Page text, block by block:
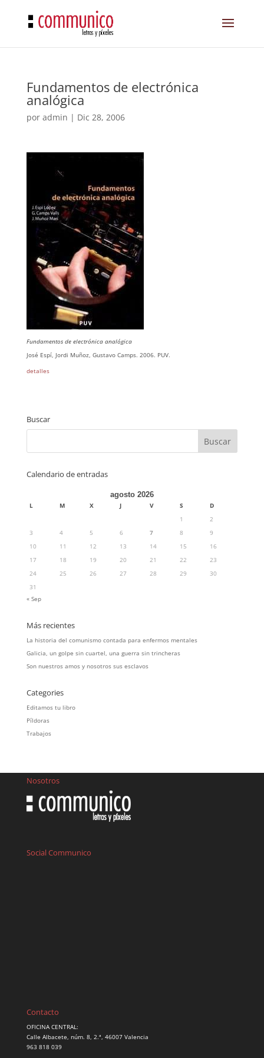
Fundamentos de electrónica
analógica
por admin | Dic 28, 2006
Fundamentos de electrónica analógica
José Espí, Jordi Muñoz, Gustavo Camps. 2006. PUV.
detalles
Buscar
Calendario de entradas
agosto 2026
L M X J V S
D
1
2
3
4 5 6 7 8
9
10
11 12 13 14 15
16
17
18 19 20 21 22
23
24
25 26 27 28 29
30
31
« Sep
Más recientes
La historia del comunismo contada para enfermos mentales
Galicia, un golpe sin cuartel, una guerra sin trincheras
Son nuestros amos y nosotros sus esclavos
Categories
Editamos tu libro
Píldoras
Trabajos
Nosotros
Social Communico
Contacto
OFICINA CENTRAL:
Calle Albacete, núm. 8, 2.ª, 46007 Valencia
963 818 039